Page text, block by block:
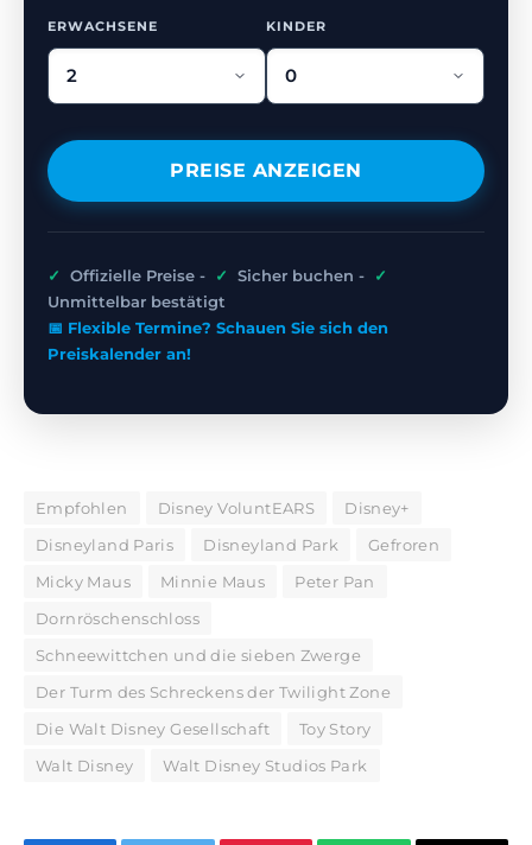
ERWACHSENE KINDER
PREISE ANZEIGEN
✓ Offizielle Preise - ✓ Sicher buchen -
✓
Unmittelbar bestätigt
📅 Flexible Termine? Schauen Sie sich den
Preiskalender an!
Empfohlen Disney VoluntEARS
Disney+
Disneyland Paris
Disneyland Park
Gefroren
Micky Maus
Minnie Maus
Peter Pan
Dornröschenschloss
Schneewittchen und die sieben Zwerge
Der Turm des Schreckens der Twilight Zone
Die Walt Disney Gesellschaft
Toy Story
Walt Disney
Walt Disney Studios Park